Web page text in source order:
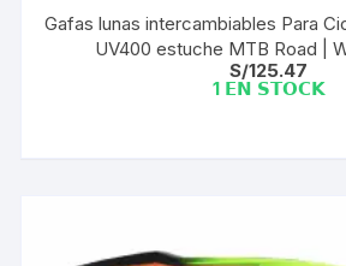
Gafas lunas intercambiables Para
UV400 estuche MTB Road |
S/125.47
1 𝗘𝗡 𝗦𝗧𝗢𝗖𝗞